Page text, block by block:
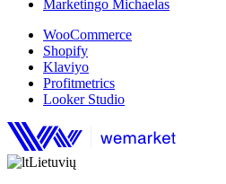
Marketingo Michaelas
WooCommerce
Shopify
Klaviyo
Profitmetrics
Looker Studio
Lietuvių